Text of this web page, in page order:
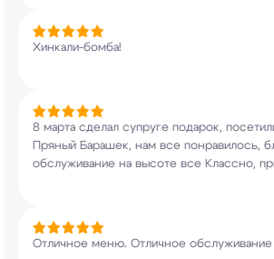
Хинкали-бомба!
8 марта сделал супруге подарок,
Пряный Барашек, нам все понравилось,
обслуживание на высоте все Классно,
Отличное меню. Отличное обслуживание